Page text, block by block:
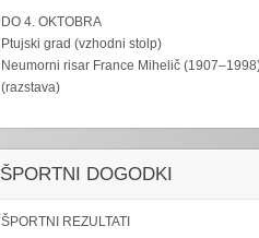
DO 4. OKTOBRA
Ptujski grad (vzhodni stolp)
Neumorni risar France Mihelič
(razstava)
ŠPORTNI DOGODKI
ŠPORTNI REZULTATI